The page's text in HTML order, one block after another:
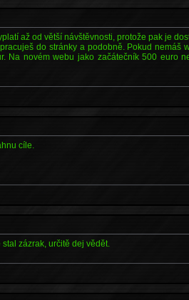
až od větší návštěvnosti, protože pak je
do stránky a podobně. Pokud nemáš
Na novém webu jako začátečník 500 euro
cíle.
zázrak, určitě dej vědět.